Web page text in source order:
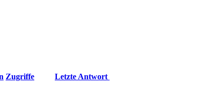
Zugriffe Letzte Antwort